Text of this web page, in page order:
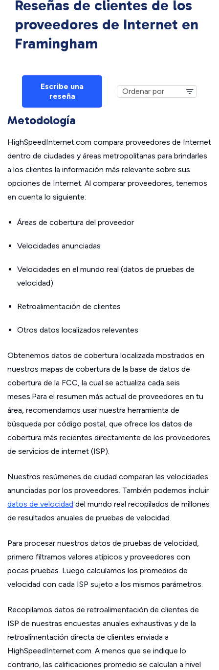
Reseñas de clientes de los
proveedores de Internet en
Framingham
Escribe una
reseña
Metodología
HighSpeedInternet.com compara proveedores de Internet
dentro de ciudades y áreas metropolitanas para brindarles
a los clientes la información más relevante sobre sus
opciones de Internet. Al comparar proveedores, tenemos
en cuenta lo siguiente:
Áreas de cobertura del proveedor
Velocidades anunciadas
Velocidades en el mundo real (datos de pruebas de
velocidad)
Retroalimentación de clientes
Otros datos localizados relevantes
Obtenemos datos de cobertura localizada mostrados en
nuestros mapas de cobertura de la base de datos de
cobertura de la FCC, la cual se actualiza cada seis
meses.Para el resumen más actual de proveedores en tu
área, recomendamos usar nuestra herramienta de
búsqueda por código postal, que ofrece los datos de
cobertura más recientes directamente de los proveedores
de servicios de internet (ISP).
Nuestros resúmenes de ciudad comparan las velocidades
anunciadas por los proveedores. También podemos incluir
datos de velocidad del mundo real recopilados de millones
de resultados anuales de pruebas de velocidad.
Para procesar nuestros datos de pruebas de velocidad,
primero filtramos valores atípicos y proveedores con
pocas pruebas. Luego calculamos los promedios de
velocidad con cada ISP sujeto a los mismos parámetros.
Recopilamos datos de retroalimentación de clientes de
ISP de nuestras encuestas anuales exhaustivas y de la
retroalimentación directa de clientes enviada a
HighSpeedInternet.com. A menos que se indique lo
contrario, las calificaciones promedio se calculan a nivel